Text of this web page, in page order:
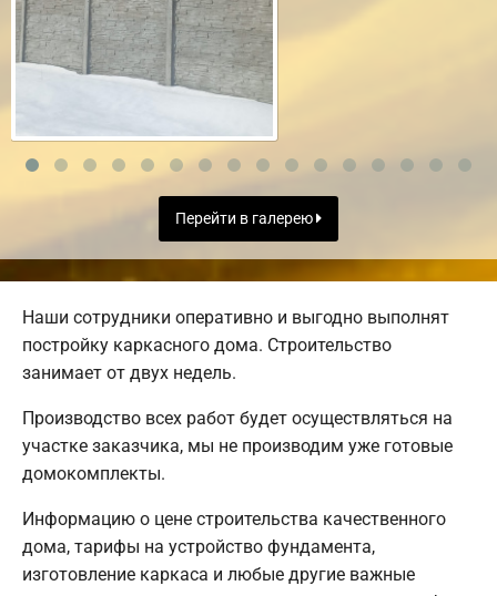
Перейти в галерею
Наши сотрудники оперативно и выгодно выполнят
постройку каркасного дома. Строительство
занимает от двух недель.
Производство всех работ будет осуществляться на
участке заказчика, мы не производим уже готовые
домокомплекты.
Информацию о цене строительства качественного
дома, тарифы на устройство фундамента,
изготовление каркаса и любые другие важные